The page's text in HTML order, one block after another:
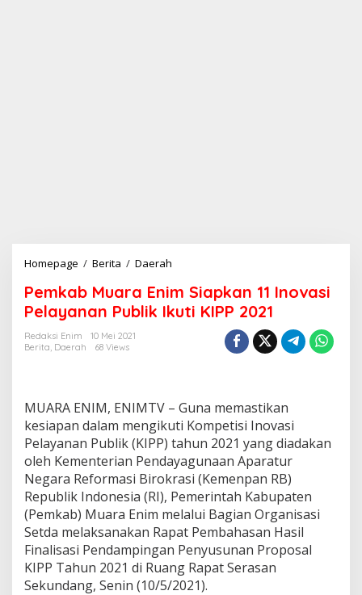
Homepage / Berita / Daerah
m
k
a
a
E
n
i
m
S
i
a
k
a
n
1
Pemkab Muara Enim Siapkan 11 Inovasi
Pelayanan Publik Ikuti KIPP 2021
Redaksi Enim
10 Mei 2021
Berita, Daerah 68 Views
MUARA ENIM, ENIMTV – Guna memastikan
kesiapan dalam mengikuti Kompetisi Inovasi
Pelayanan Publik (KIPP) tahun 2021 yang diadakan
oleh Kementerian Pendayagunaan Aparatur
Negara Reformasi Birokrasi (Kemenpan RB)
Republik Indonesia (RI), Pemerintah Kabupaten
(Pemkab) Muara Enim melalui Bagian Organisasi
Setda melaksanakan Rapat Pembahasan Hasil
Finalisasi Pendampingan Penyusunan Proposal
KIPP Tahun 2021 di Ruang Rapat Serasan
Sekundang, Senin (10/5/2021).